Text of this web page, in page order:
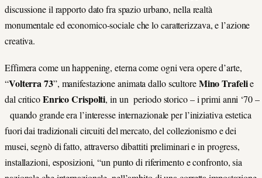
discussione il rapporto dato fra spazio urbano, nella realtà
monumentale ed economico-sociale che lo caratterizzava, e l’azione
creativa.
Effimera come un happening, eterna come ogni vera opere d’arte,
“Volterra 73”, manifestazione animata dallo scultoreMino Trafelie
dal criticoEnrico Crispolti, in un periodo storico – i primi anni ‘70 –
quando grande era l’interesse internazionale per l’iniziativa estetica
fuori dai tradizionali circuiti del mercato, del collezionismo e dei
musei, segnò di fatto, attraverso dibattiti preliminari e in progress,
installazioni, esposizioni, “un punto di riferimento e confronto, sia